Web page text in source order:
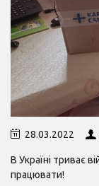
28.03.2022
В Україні триває
працювати!